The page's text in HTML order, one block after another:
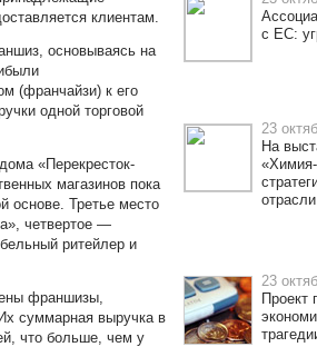
клиентам.
основываясь на
(франчайзи) к его
одной торговой
«Перекресток-
магазинов пока
основе. Третье место
четвертое —
ритейлер и
франшизы,
суммарная выручка в
что больше, чем у
с ЕС:
23
На
отрасли
23
Проект